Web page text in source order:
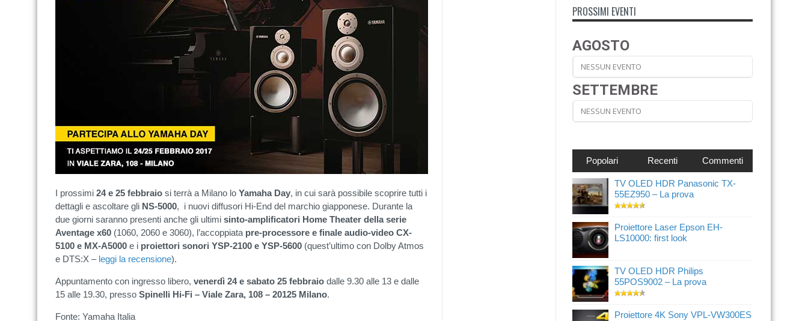
I prossimi 24 e 25 febbraio si terrà a Milano lo Yamaha Day, in cui sarà possibile scoprire tutti i
dettagli e ascoltare gli NS-5000, i nuovi diffusori Hi-End del marchio giapponese. Durante la
due giorni saranno presenti anche gli ultimi sinto-amplificatori Home Theater della serie
Aventage x60 (1060, 2060 e 3060), l’accoppiata pre-processore e finale audio-video CX-
5100 e MX-A5000 e i proiettori sonori YSP-2100 e YSP-5600 (quest’ultimo con Dolby Atmos
e DTS:X – leggi la recensione).
Appuntamento con ingresso libero, venerdì 24 e sabato 25 febbraio dalle 9.30 alle 13 e dalle
15 alle 19.30, presso Spinelli Hi-Fi – Viale Zara, 108 – 20125 Milano.
Fonte: Yamaha Italia
PROSSIMI EVENTI
AGOSTO
NESSUN EVENTO
SETTEMBRE
NESSUN EVENTO
Popolari Recenti Commenti
TV OLED HDR Panasonic TX-
55EZ950 – La prova
Proiettore Laser Epson EH-
LS10000: first look
TV OLED HDR Philips
55POS9002 – La prova
Proiettore 4K Sony VPL-VW300ES